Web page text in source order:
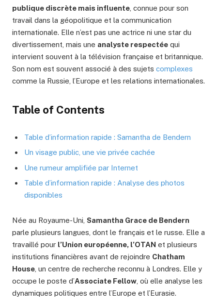
publique discrète mais influente , connue pour son
travail dans la géopolitique et la communication
internationale. Elle n’est pas une actrice ni une star du
divertissement, mais une analyste respectée qui
intervient souvent à la télévision française et britannique.
Son nom est souvent associé à des sujets complexes
comme la Russie, l’Europe et les relations internationales.
Table of Contents
Table d’information rapide : Samantha de Bendern
Un visage public, une vie privée cachée
Une rumeur amplifiée par Internet
Table d’information rapide : Analyse des photos
disponibles
Née au Royaume-Uni, Samantha Grace de Bendern
parle plusieurs langues, dont le français et le russe. Elle a
travaillé pour l’Union européenne, l’OTAN et plusieurs
institutions financières avant de rejoindre Chatham
House, un centre de recherche reconnu à Londres. Elle y
occupe le poste d’Associate Fellow, où elle analyse les
dynamiques politiques entre l’Europe et l’Eurasie.